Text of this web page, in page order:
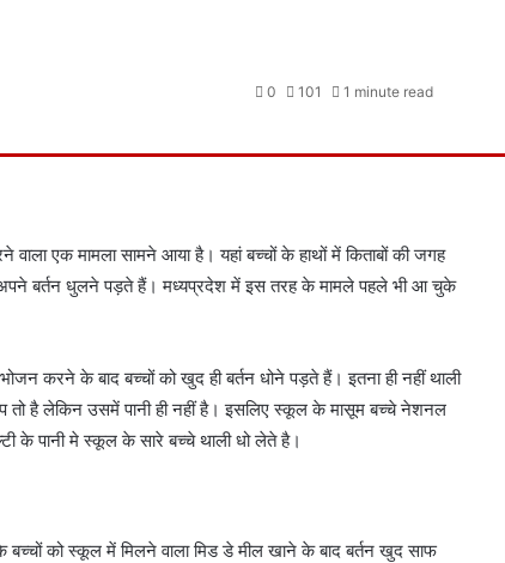
0 101 1 minute read
वाला एक मामला सामने आया है। यहां बच्चों के हाथों में किताबों की जगह
बर्तन धुलने पड़ते हैं। मध्यप्रदेश में इस तरह के मामले पहले भी आ चुके
करने के बाद बच्चों को खुद ही बर्तन धोने पड़ते हैं। इतना ही नहीं थाली
तो है लेकिन उसमें पानी ही नहीं है। इसलिए स्कूल के मासूम बच्चे नेशनल
के पानी मे स्कूल के सारे बच्चे थाली धो लेते है।
बच्चों को स्कूल में मिलने वाला मिड डे मील खाने के बाद बर्तन खुद साफ